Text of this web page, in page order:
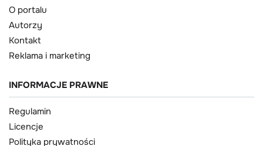
O portalu
Autorzy
Kontakt
Reklama i marketing
INFORMACJE PRAWNE
Regulamin
Licencje
Polityka prywatności